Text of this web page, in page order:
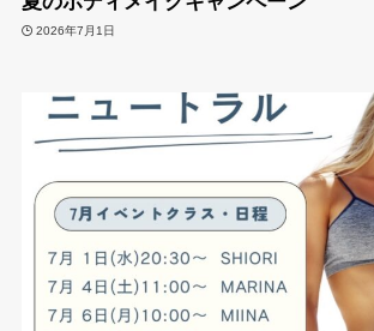
2026年7月1日